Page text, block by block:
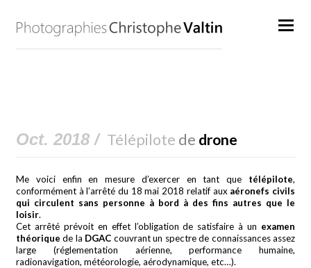
Oct. 2018 / Télépilote de drone
Me voici enfin en mesure d’exercer en tant que télépilote,
conformément à l’arrêté du 18 mai 2018 relatif aux aéronefs civils
qui circulent sans personne à bord à des fins autres que le
loisir.
Cet arrêté prévoit en effet l’obligation de satisfaire à un examen
théorique de la DGAC couvrant un spectre de connaissances assez
large (réglementation aérienne, performance humaine,
radionavigation, météorologie, aérodynamique, etc…).